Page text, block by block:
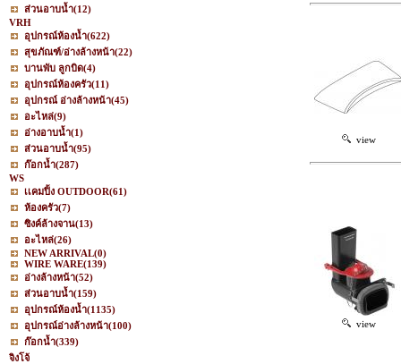
ส่วนอาบน้ำ(12)
VRH
อุปกรณ์ห้องน้ำ(622)
สุขภัณฑ์/อ่างล้างหน้า(22)
บานพับ ลูกบิด(4)
อุปกรณ์ห้องครัว(11)
อุปกรณ์ อ่างล้างหน้า(45)
อะไหล่(9)
อ่างอาบน้ำ(1)
ส่วนอาบน้ำ(95)
ก๊อกน้ำ(287)
WS
เเคมปิ้ง OUTDOOR(61)
ห้องครัว(7)
ซิงค์ล้างจาน(13)
อะไหล่(26)
NEW ARRIVAL(0)
WIRE WARE(139)
อ่างล้างหน้า(52)
ส่วนอาบน้ำ(159)
อุปกรณ์ห้องน้ำ(1135)
อุปกรณ์อ่างล้างหน้า(100)
ก๊อกน้ำ(339)
จิงโจ้
view
view